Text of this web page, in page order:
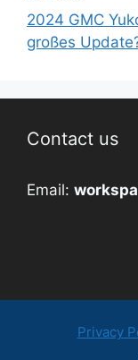
2024 GMC
großes
Contact us
Email:
Privacy